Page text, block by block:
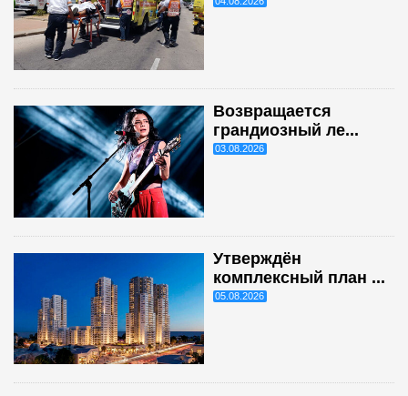
Возвращается
грандиозный ле...
03.08.2026
Утверждён
комплексный план ...
05.08.2026